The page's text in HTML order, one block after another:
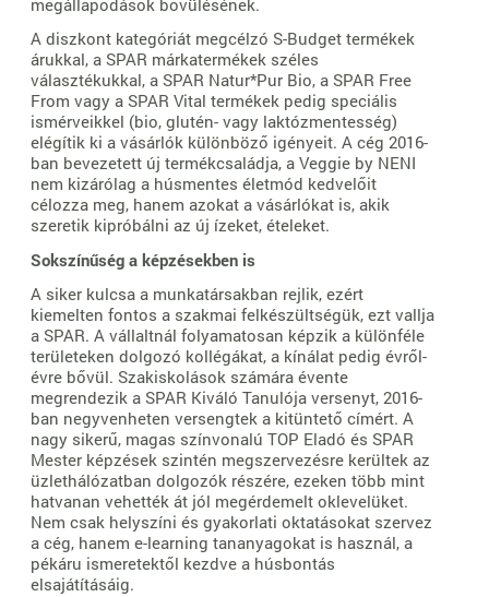
A diszkont kategóriát megcélzó S-Budget termékek
árukkal, a SPAR márkatermékek széles
választékukkal, a SPAR Natur*Pur Bio, a SPAR Free
From vagy a SPAR Vital termékek pedig speciális
ismérveikkel (bio, glutén- vagy laktózmentesség)
elégítik ki a vásárlók különböző igényeit. A cég 2016-
ban bevezetett új termékcsaládja, a Veggie by NENI
nem kizárólag a húsmentes életmód kedvelőit
célozza meg, hanem azokat a vásárlókat is, akik
szeretik kipróbálni az új ízeket, ételeket.
Sokszínűség a képzésekben is
A siker kulcsa a munkatársakban rejlik, ezért
kiemelten fontos a szakmai felkészültségük, ezt vallja
a SPAR. A vállaltnál folyamatosan képzik a különféle
területeken dolgozó kollégákat, a kínálat pedig évről-
évre bővül. Szakiskolások számára évente
megrendezik a SPAR Kiváló Tanulója versenyt, 2016-
ban negyvenheten versengtek a kitüntető címért. A
nagy sikerű, magas színvonalú TOP Eladó és SPAR
Mester képzések szintén megszervezésre kerültek az
üzlethálózatban dolgozók részére, ezeken több mint
hatvanan vehették át jól megérdemelt oklevelüket.
Nem csak helyszíni és gyakorlati oktatásokat szervez
a cég, hanem e-learning tananyagokat is használ, a
pékáru ismeretektől kezdve a húsbontás
elsajátításáig.